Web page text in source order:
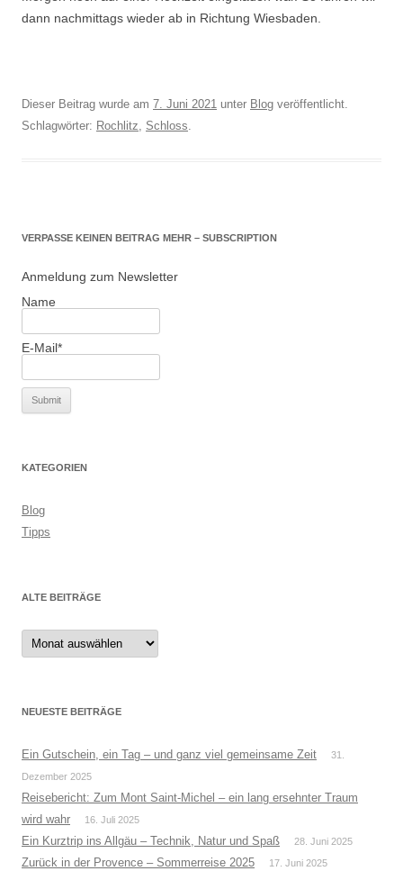
dann nachmittags wieder ab in Richtung Wiesbaden.
Dieser Beitrag wurde am 7. Juni 2021 unter Blog veröffentlicht.
Schlagwörter: Rochlitz Schloss
VERPASSE KEINEN BEITRAG MEHR – SUBSCRIPTION
Anmeldung zum Newsletter
Name
E-Mail*
KATEGORIEN
Blog
Tipps
ALTE BEITRÄGE
Alte
Beiträge
NEUESTE BEITRÄGE
Ein Gutschein, ein Tag – und ganz viel gemeinsame Zeit
31.
Dezember 2025
Reisebericht: Zum Mont Saint-Michel – ein lang ersehnter Traum
wird wahr
16. Juli 2025
Ein Kurztrip ins Allgäu – Technik, Natur und Spaß 28. Juni 2025
Zurück in der Provence – Sommerreise 2025 17. Juni 2025